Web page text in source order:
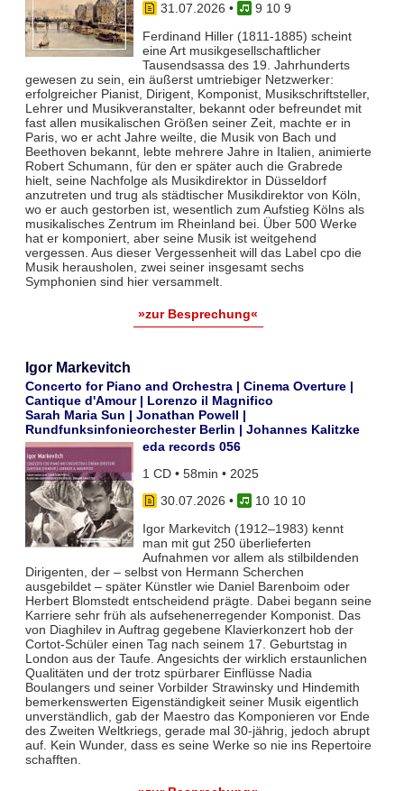
31.07.2026 •
9 10 9
Ferdinand Hiller (1811-1885) scheint
eine Art musikgesellschaftlicher
Tausendsassa des 19. Jahrhunderts
gewesen zu sein, ein äußerst umtriebiger Netzwerker:
erfolgreicher Pianist, Dirigent, Komponist, Musikschriftsteller,
Lehrer und Musikveranstalter, bekannt oder befreundet mit
fast allen musikalischen Größen seiner Zeit, machte er in
Paris, wo er acht Jahre weilte, die Musik von Bach und
Beethoven bekannt, lebte mehrere Jahre in Italien, animierte
Robert Schumann, für den er später auch die Grabrede
hielt, seine Nachfolge als Musikdirektor in Düsseldorf
anzutreten und trug als städtischer Musikdirektor von Köln,
wo er auch gestorben ist, wesentlich zum Aufstieg Kölns als
musikalisches Zentrum im Rheinland bei. Über 500 Werke
hat er komponiert, aber seine Musik ist weitgehend
vergessen. Aus dieser Vergessenheit will das Label cpo die
Musik herausholen, zwei seiner insgesamt sechs
Symphonien sind hier versammelt.
»zur Besprechung«
Igor Markevitch
Concerto for Piano and Orchestra | Cinema Overture |
Cantique d'Amour | Lorenzo il Magnifico
Sarah Maria Sun | Jonathan Powell |
Rundfunksinfonieorchester Berlin | Johannes Kalitzke
eda records 056
1 CD • 58min • 2025
30.07.2026 •
10 10 10
Igor Markevitch (1912–1983) kennt
man mit gut 250 überlieferten
Aufnahmen vor allem als stilbildenden
Dirigenten, der – selbst von Hermann Scherchen
ausgebildet – später Künstler wie Daniel Barenboim oder
Herbert Blomstedt entscheidend prägte. Dabei begann seine
Karriere sehr früh als aufsehenerregender Komponist. Das
von Diaghilev in Auftrag gegebene Klavierkonzert hob der
Cortot-Schüler einen Tag nach seinem 17. Geburtstag in
London aus der Taufe. Angesichts der wirklich erstaunlichen
Qualitäten und der trotz spürbarer Einflüsse Nadia
Boulangers und seiner Vorbilder Strawinsky und Hindemith
bemerkenswerten Eigenständigkeit seiner Musik eigentlich
unverständlich, gab der Maestro das Komponieren vor Ende
des Zweiten Weltkriegs, gerade mal 30-jährig, jedoch abrupt
auf. Kein Wunder, dass es seine Werke so nie ins Repertoire
schafften.